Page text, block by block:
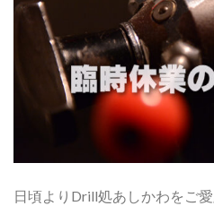
日頃よりDrill処あしかわをご